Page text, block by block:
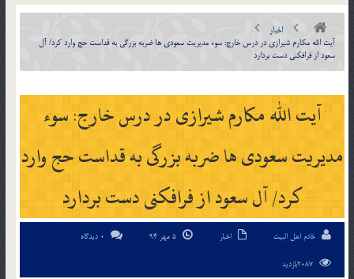
اخبار
آیت الله مکارم شیرازی در درس خارج: سوء مدیریت سعودی ها ضربه بزرگی به قداست حج وارد کرد/ آل
سعود از فرافکنی دست بردارد
آیت الله مکارم شیرازی در درس خارج: سوء
مدیریت سعودی ها ضربه بزرگی به قداست حج وارد
کرد/ آل سعود از فرافکنی دست بردارد
خادم اهل البیت اخبار 0 دیدگاه